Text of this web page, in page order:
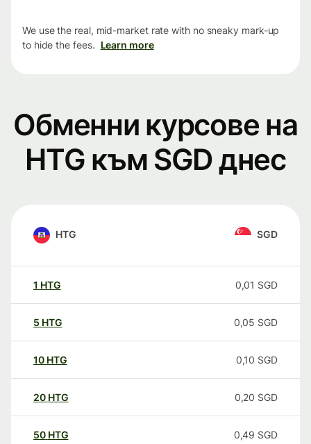
We use the real, mid-market rate with no sneaky mark-up
to hide the fees. Learn more
Обменни курсове на
HTG към SGD днес
HTG SGD
1 HTG 0,01 SGD
5 HTG 0,05 SGD
10 HTG 0,10 SGD
20 HTG 0,20 SGD
50 HTG 0,49 SGD